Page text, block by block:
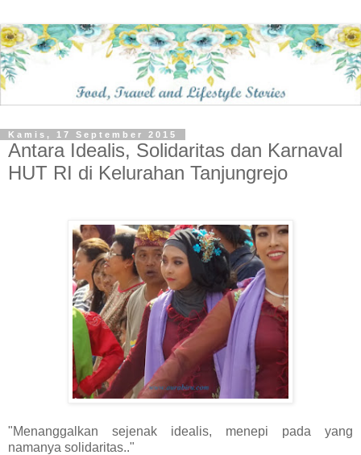
Kamis, 17 September 2015
Antara Idealis, Solidaritas dan Karnaval
HUT RI di Kelurahan Tanjungrejo
"Menanggalkan sejenak idealis, menepi pada yang
namanya solidaritas.."